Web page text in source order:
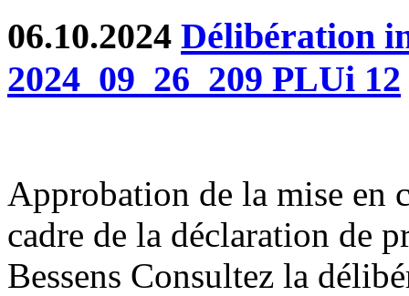
06.10.2024 Délibération
2024_09_26_209 PLUi 12
Approbation de la mise en
cadre de la déclaration de
Bessens Consultez la